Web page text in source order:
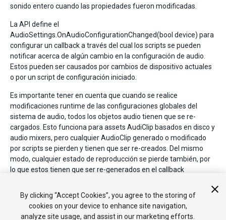
sonido entero cuando las propiedades fueron modificadas.
La API define el
AudioSettings.OnAudioConfigurationChanged(bool device) para
configurar un callback a través del cual los scripts se pueden
notificar acerca de algún cambio en la configuración de audio.
Estos pueden ser causados por cambios de dispositivo actuales
o por un script de configuración iniciado.
Es importante tener en cuenta que cuando se realice
modificaciones runtime de las configuraciones globales del
sistema de audio, todos los objetos audio tienen que se re-
cargados. Esto funciona para assets AudiClip basados en disco y
audio mixers, pero cualquier AudioClip generado o modificado
por scripts se pierden y tienen que ser re-creados. Del mismo
modo, cualquier estado de reproducción se pierde también, por
lo que estos tienen que ser re-generados en el callback
Para detalles y ejemplos mirar la referencia del scripting API.
By clicking “Accept Cookies”, you agree to the storing of
cookies on your device to enhance site navigation,
analyze site usage, and assist in our marketing efforts.